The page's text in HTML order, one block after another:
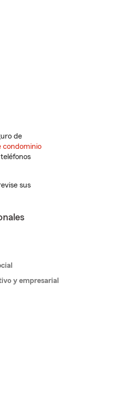
de
condominio
sus
y empresarial